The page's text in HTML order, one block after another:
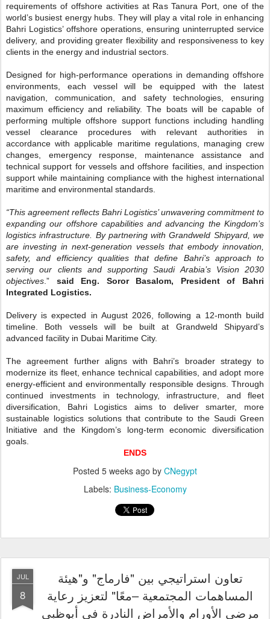
requirements of offshore activities at Ras Tanura Port, one of the
world’s busiest energy hubs. They will play a vital role in enhancing
Bahri Logistics’ offshore operations, ensuring uninterrupted service
delivery, and providing greater flexibility and responsiveness to key
clients in the energy and industrial sectors.
Designed for high-performance operations in demanding offshore
environments, each vessel will be equipped with the latest
navigation, communication, and safety technologies, ensuring
maximum efficiency and reliability. The boats will be capable of
performing multiple offshore support functions including handling
vessel clearance procedures with relevant authorities in
accordance with applicable maritime regulations, managing crew
changes,
emergency response, maintenance assistance and
technical support for vessels and offshore facilities, and inspection
support while maintaining compliance with the highest international
maritime and environmental standards.
“This agreement reflects Bahri Logistics’ unwavering commitment to
expanding our offshore capabilities and advancing the Kingdom’s
logistics infrastructure. By partnering with Grandweld Shipyard, we
are investing in next-generation vessels that embody innovation,
safety, and efficiency qualities that define Bahri’s approach to
serving our clients and supporting Saudi Arabia’s Vision 2030
objectives .” said Eng. Soror Basalom, President of Bahri
Integrated Logistics.
Delivery is expected in August 2026, following a 12-month build
timeline. Both vessels will be built at Grandweld Shipyard’s
advanced facility in Dubai Maritime City.
The agreement further aligns with Bahri’s broader strategy to
modernize its fleet, enhance technical capabilities, and adopt more
energy-efficient and environmentally responsible designs. Through
continued investments in technology, infrastructure, and fleet
diversification, Bahri Logistics aims to deliver smarter, more
sustainable logistics solutions that contribute to the Saudi Green
Initiative and the Kingdom’s long-term economic diversification
goals.
ENDS
Posted 5 weeks ago by CNegypt
Labels: Business-Economy
JUL
8
تعاون استراتيجي بين "فارماج" و"هيئة
المساهمات المجتمعية –معًا" لتعزيز رعاية
مرضى الأورام والأمراض النادرة في أبوظبي